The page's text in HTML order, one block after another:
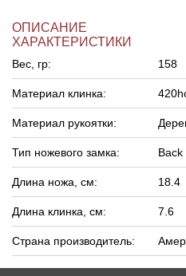
ОПИСАНИЕ
ХАРАКТЕРИСТИКИ
Вес, гр: 158
Материал клинка:
Материал рукоятки:
Тип ножевого замка: Back
Длина ножа, см: 18.4
Длина клинка, см: 7.6
Страна производитель: